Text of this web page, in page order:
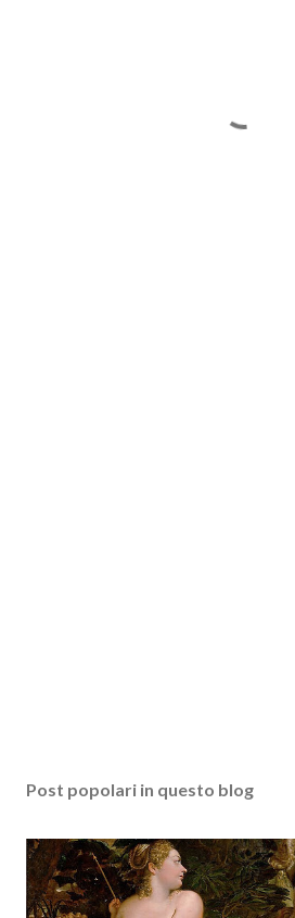
Post popolari in questo blog